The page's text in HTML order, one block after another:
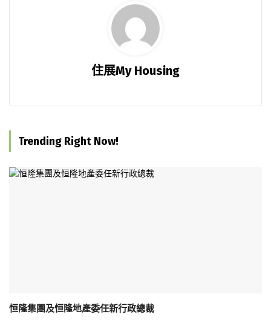
住展My Housing
Trending Right Now!
恒隆集團及恒隆地產委任新行政總裁